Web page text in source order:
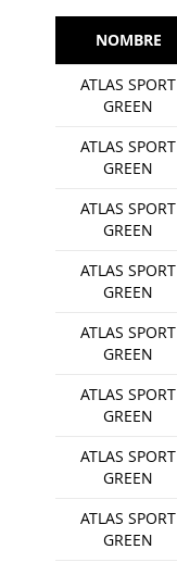
NOMBRE
ATLAS SPORT
GREEN
ATLAS SPORT
GREEN
ATLAS SPORT
GREEN
ATLAS SPORT
GREEN
ATLAS SPORT
GREEN
ATLAS SPORT
GREEN
ATLAS SPORT
GREEN
ATLAS SPORT
GREEN